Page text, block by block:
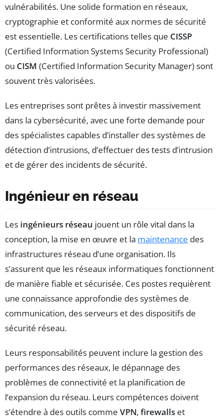
vulnérabilités. Une solide formation en réseaux,
cryptographie et conformité aux normes de sécurité
est essentielle. Les certifications telles que CISSP
(Certified Information Systems Security Professional)
ou CISM (Certified Information Security Manager) sont
souvent très valorisées.
Les entreprises sont prêtes à investir massivement
dans la cybersécurité, avec une forte demande pour
des spécialistes capables d’installer des systèmes de
détection d’intrusions, d’effectuer des tests d’intrusion
et de gérer des incidents de sécurité.
Ingénieur en réseau
Les ingénieurs réseau jouent un rôle vital dans la
conception, la mise en œuvre et la maintenance des
infrastructures réseau d’une organisation. Ils
s’assurent que les réseaux informatiques fonctionnent
de manière fiable et sécurisée. Ces postes requièrent
une connaissance approfondie des systèmes de
communication, des serveurs et des dispositifs de
sécurité réseau.
Leurs responsabilités peuvent inclure la gestion des
performances des réseaux, le dépannage des
problèmes de connectivité et la planification de
l’expansion du réseau. Leurs compétences doivent
s’étendre à des outils comme VPN, firewalls et